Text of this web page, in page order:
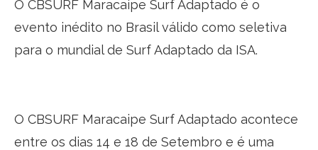
O CBSURF Maracaipe Surf Adaptado é o
evento inédito no Brasil válido como seletiva
para o mundial de Surf Adaptado da ISA.
O CBSURF Maracaipe Surf Adaptado acontece
entre os dias 14 e 18 de Setembro e é uma